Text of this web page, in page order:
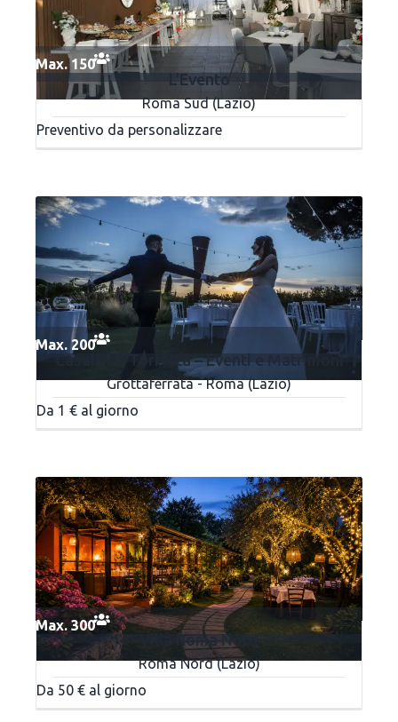
Max. 150
L’Evento
Roma Sud (Lazio)
Preventivo da personalizzare
Max. 200
Casale La Torretta – Eventi e Matrimoni
Grottaferrata - Roma (Lazio)
Da 1 € al giorno
Max. 300
Villa Roma Nord
Roma Nord (Lazio)
Da 50 € al giorno